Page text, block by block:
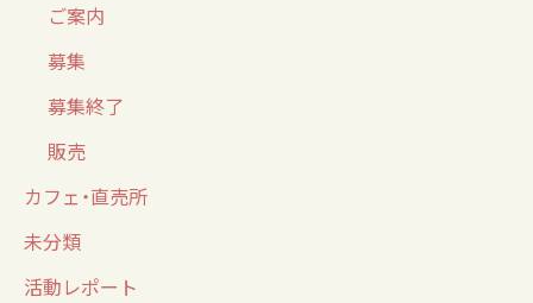
ご案内
募集
募集終了
販売
カフェ・直売所
未分類
活動レポート